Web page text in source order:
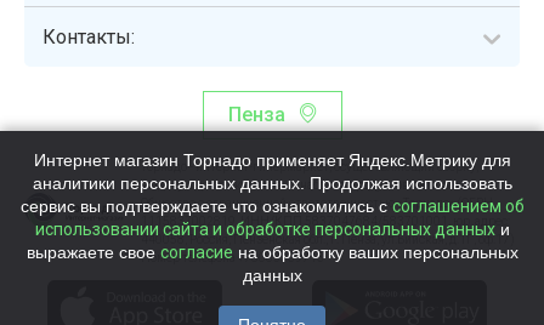
Контакты:
Пенза
Торнадо - интернет-гипермаркет, осуществляющий сборку,
выдачу и доставку готовых наборов продуктов питания.
Общество с ограниченной ответственностью «Торнадо» (ОГРН
1115837002819, ИНН/КПП 5837047684/583701001, юр. адрес:
440058, Россия, Пензенская обл., г. Пенза, ул.Бийская, д.1Г, оф.17)
Номер телефона +78003339713
Интернет магазин Торнадо применяет Яндекс.Метрику для
аналитики персональных данных. Продолжая использовать
сервис вы подтверждаете что ознакомились с соглашением об
использовании сайта и обработке персональных данныхи
выражаете свое согласие на обработку ваших персональных
данных